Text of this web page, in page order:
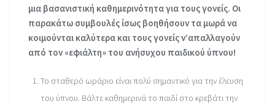
μια βασανιστική καθημερινότητα για τους γονείς. Οι
παρακάτω συμβουλές ίσως βοηθήσουν τα μωρά να
κοιμούνται καλύτερα και τους γονείς ν’απαλλαγούν
από τον «εφιάλτη» του ανήσυχου παιδικού ύπνου!
Το σταθερό ωράριο είναι πολύ σημαντικό για την έλευση
του ύπνου. Βάλτε καθημερινά το παιδί στο κρεβάτι την